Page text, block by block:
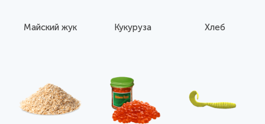
Майский жук Кукуруза Хлеб